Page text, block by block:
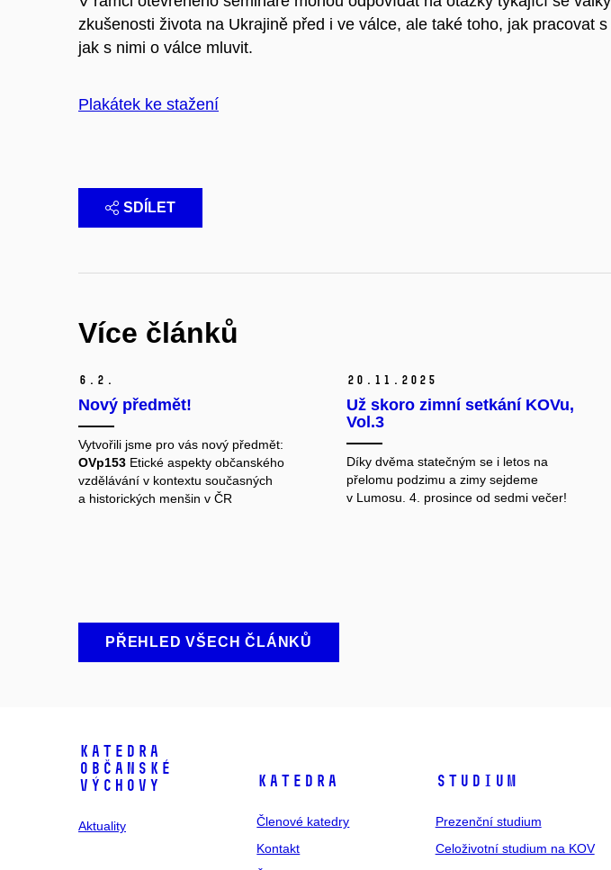
zkušenosti života na Ukrajině před i ve válce, ale také toho, jak pracovat
jak s nimi o válce mluvit.
Plakátek ke stažení
SDÍLET
Více článků
6. 2.
Nový předmět!
Vytvořili jsme pro vás nový předmět:
OVp153 Etické aspekty občanského
vzdělávání v kontextu současných
a historických menšin v ČR
20. 11. 2025
Už skoro zimní setkání KOVu,
Vol.3
Díky dvěma statečným se i letos na
přelomu podzimu a zimy sejdeme
v Lumosu. 4. prosince od sedmi večer!
PŘEHLED VŠECH ČLÁNKŮ
Katedra
občanské
výchovy
Aktuality
Katedra
Členové katedry
Kontakt
Studium
Prezenční studium
Celoživotní studium na KOV